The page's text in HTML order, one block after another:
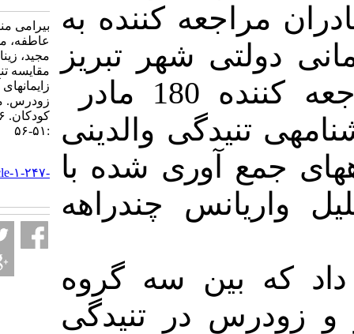
کننده به
شهر تبریز
180مادر
والدینی
آوری شده با
چندراهه
سه گروه
در تنیدگی
بیرامی منصور، زارعی
عاطفه، محمودعلیلو
مجید، زینالی شیرین.
مقایسه تنیدگی مادران در
زایمانهای آسان، دشوار و
زودرس. مجله پرستاری
کودکان. ۱۳۹۶; ۴ (۲)
http://jpen.ir/article-۱-۲۴۷-